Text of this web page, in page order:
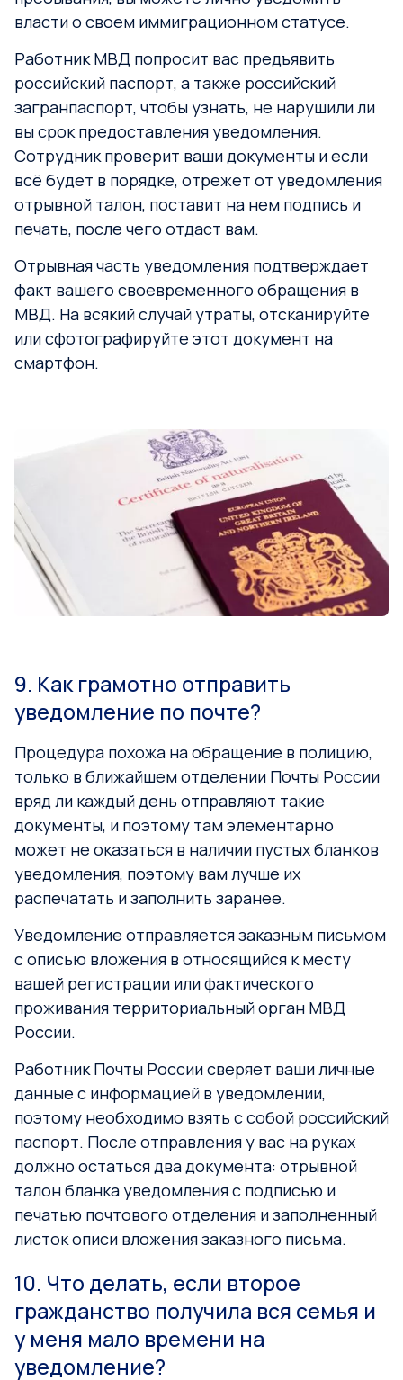
власти о своем иммиграционном статусе.
Работник МВД попросит вас предъявить
российский паспорт, а также российский
загранпаспорт, чтобы узнать, не нарушили ли
вы срок предоставления уведомления.
Сотрудник проверит ваши документы и если
всё будет в порядке, отрежет от уведомления
отрывной талон, поставит на нем подпись и
печать, после чего отдаст вам.
Отрывная часть уведомления подтверждает
факт вашего своевременного обращения в
МВД. На всякий случай утраты, отсканируйте
или сфотографируйте этот документ на
смартфон.
9. Как грамотно отправить
уведомление по почте?
Процедура похожа на обращение в полицию,
только в ближайшем отделении Почты России
вряд ли каждый день отправляют такие
документы, и поэтому там элементарно
может не оказаться в наличии пустых бланков
уведомления, поэтому вам лучше их
распечатать и заполнить заранее.
Уведомление отправляется заказным письмом
с описью вложения в относящийся к месту
вашей регистрации или фактического
проживания территориальный орган МВД
России.
Работник Почты России сверяет ваши личные
данные с информацией в уведомлении,
поэтому необходимо взять с собой российский
паспорт. После отправления у вас на руках
должно остаться два документа: отрывной
талон бланка уведомления с подписью и
печатью почтового отделения и заполненный
листок описи вложения заказного письма.
10. Что делать, если второе
гражданство получила вся семья и
у меня мало времени на
уведомление?